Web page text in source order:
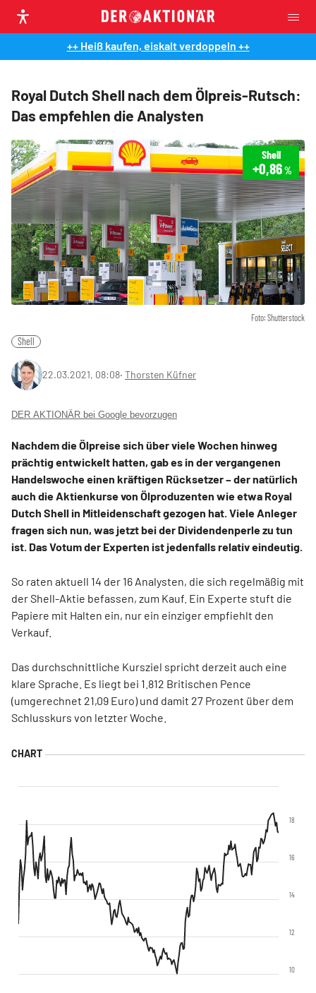
++ Heiß kaufen, eiskalt verdoppeln ++
Royal Dutch Shell nach dem Ölpreis-Rutsch:
Das empfehlen die Analysten
Foto: Shutterstock
Shell
+0,86%
Shell
22.03.2021, 08:08‧ Thorsten Küfner
DER AKTIONÄR bei Google bevorzugen
Nachdem die Ölpreise sich über viele Wochen hinweg
prächtig entwickelt hatten, gab es in der vergangenen
Handelswoche einen kräftigen Rücksetzer – der natürlich
auch die Aktienkurse von Ölproduzenten wie etwa Royal
Dutch Shell in Mitleidenschaft gezogen hat. Viele Anleger
fragen sich nun, was jetzt bei der Dividendenperle zu tun
ist. Das Votum der Experten ist jedenfalls relativ eindeutig.
So raten aktuell 14 der 16 Analysten, die sich regelmäßig mit
der Shell-Aktie befassen, zum Kauf. Ein Experte stuft die
Papiere mit Halten ein, nur ein einziger empfiehlt den
Verkauf.
Das durchschnittliche Kursziel spricht derzeit auch eine
klare Sprache. Es liegt bei 1.812 Britischen Pence
(umgerechnet 21,09 Euro) und damit 27 Prozent über dem
Schlusskurs von letzter Woche.
10
12
14
16
18